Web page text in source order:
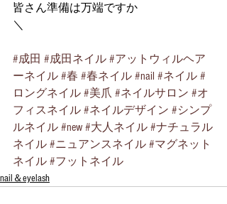
皆さん準備は万端ですか
＼
#成田 #成田ネイル #アットウィルヘア
ーネイル #春 #春ネイル #nail #ネイル #
ロングネイル #美爪 #ネイルサロン #オ
フィスネイル #ネイルデザイン #シンプ
ルネイル #new #大人ネイル #ナチュラル
ネイル #ニュアンスネイル #マグネット
ネイル #フットネイル
nail＆eyelash